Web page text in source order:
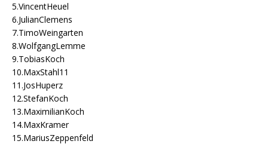
5.VincentHeuel
6.JulianClemens
7.TimoWeingarten
8.WolfgangLemme
9.TobiasKoch
10.MaxStahl11
11.JosHuperz
12.StefanKoch
13.MaximilianKoch
14.MaxKramer
15.MariusZeppenfeld